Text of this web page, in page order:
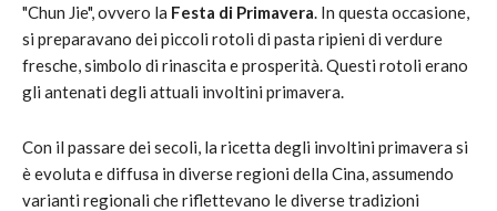
"Chun Jie", ovvero la Festa di Primavera. In questa occasione,
si preparavano dei piccoli rotoli di pasta ripieni di verdure
fresche, simbolo di rinascita e prosperità. Questi rotoli erano
gli antenati degli attuali involtini primavera.
Con il passare dei secoli, la ricetta degli involtini primavera si
è evoluta e diffusa in diverse regioni della Cina, assumendo
varianti regionali che riflettevano le diverse tradizioni